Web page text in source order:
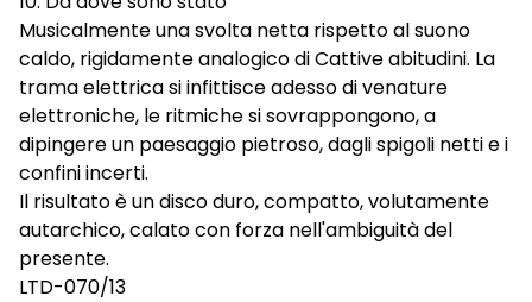
Musicalmente una svolta netta rispetto al suono
caldo, rigidamente analogico di Cattive abitudini. La
trama elettrica si infittisce adesso di venature
elettroniche, le ritmiche si sovrappongono, a
dipingere un paesaggio pietroso, dagli spigoli netti e i
confini incerti.
Il risultato è un disco duro, compatto, volutamente
autarchico, calato con forza nell'ambiguità del
presente.
LTD-070/13